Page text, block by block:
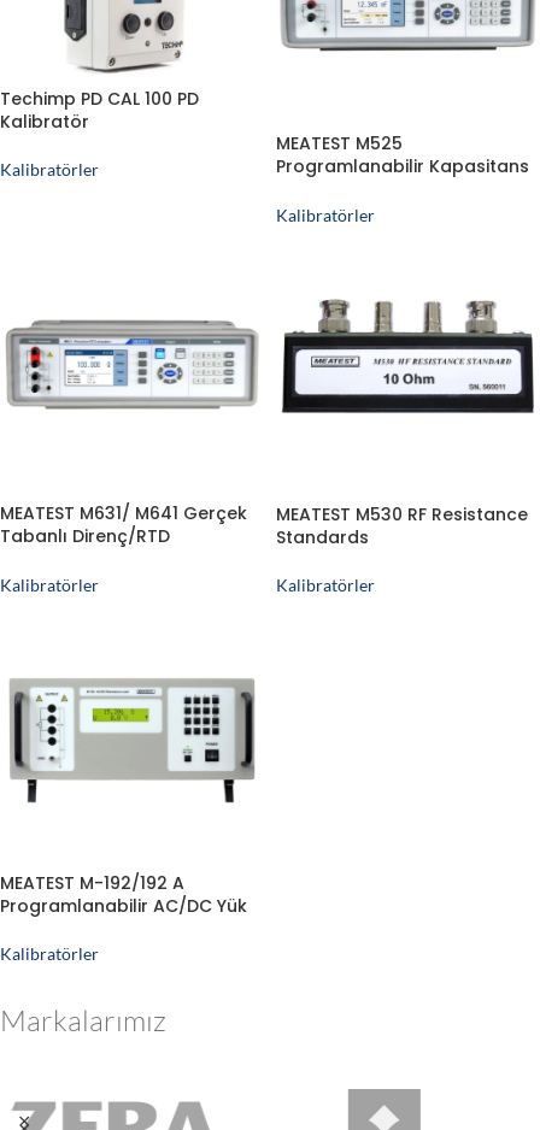
Techimp PD CAL 100 PD
Kalibratör
Kalibratörler
MEATEST M525
Programlanabilir Kapasitans
Kalibratörler
MEATEST M631/ M641 Gerçek
Tabanlı Direnç/RTD
Kalibratörler
MEATEST M530 RF Resistance
Standards
Kalibratörler
MEATEST M-192/192 A
Programlanabilir AC/DC Yük
Kalibratörler
Markalarımız